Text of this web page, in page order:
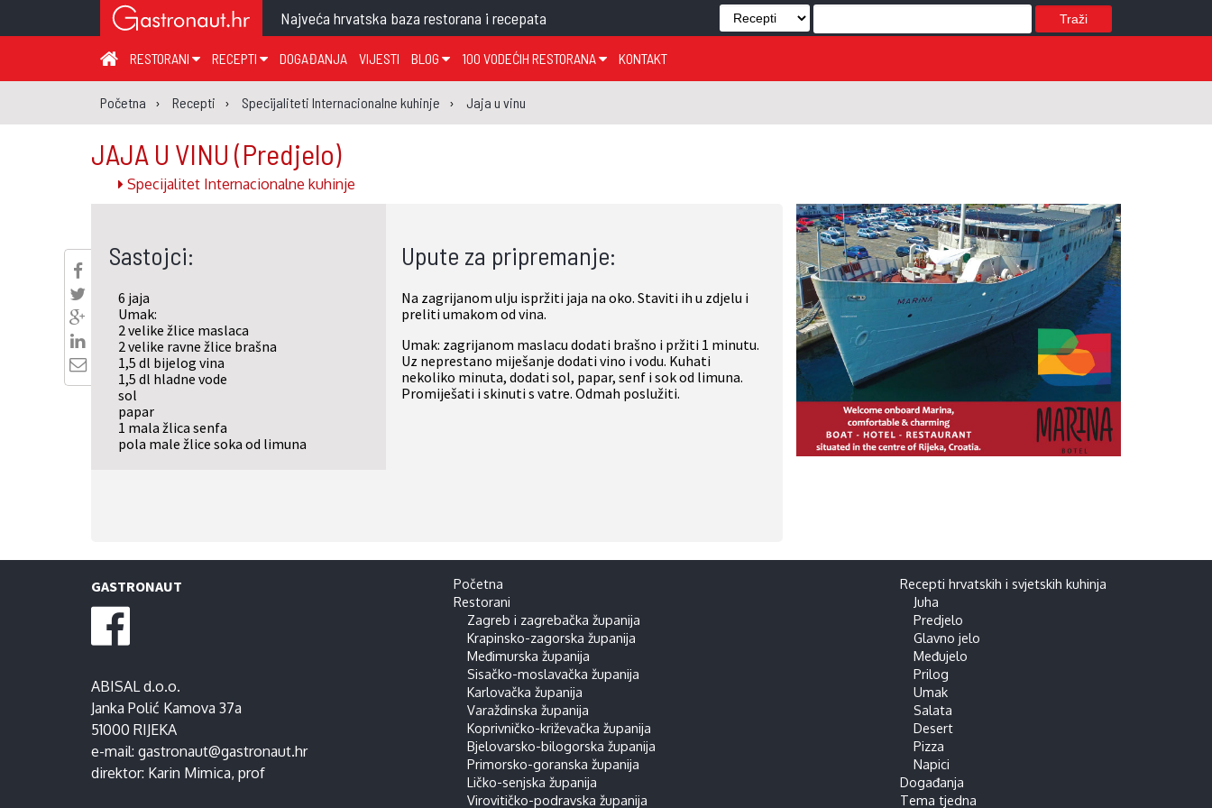
Najveća hrvatska baza restorana i recepata Traži
RESTORANI
ZAGREB I ZAGREBAČKA ŽUPANIJA
KRAPINSKO-ZAGORSKA ŽUPANIJA
MEĐIMURSKA ŽUPANIJA
SISAČKO-MOSLAVAČKA ŽUPANIJA
KARLOVAČKA ŽUPANIJA
KOPRIVNIČKO-KRIŽEVAČKA ŽUPANIJA
VIROVITIČKO-PODRAVSKA ŽUPANIJA
POŽEŠKO-SLAVONSKA ŽUPANIJA
OSJEČKO-BARANJSKA ŽUPANIJA
ŠIBENSKO-KNINSKA ŽUPANIJA
VUKOVARSKO-SRIJEMSKA ŽUPANIJA
SPLITSKO-DALMATINSKA ŽUPANIJA
ISTARSKA ŽUPANIJA
DUBROVAČKO-NERETVANSKA ŽUPANIJA
RECEPTI
JUHA
PREDJELO
GLAVNO JELO
MEĐUJELO
PRILOG
SALATA
DOGAĐANJA VIJESTI BLOG
TEMA TJEDNA
KLUB
GASTRO REGIJE
100 VODEĆIH RESTORANA
GLASANJE
KONTAKT
Početna Recepti Specijaliteti Internacionalne kuhinje Jaja u vinu
JAJA U VINU (Predjelo)
Specijalitet Internacionalne kuhinje
Sastojci:
6 jaja
Umak:
2 velike žlice maslaca
2 velike ravne žlice brašna
1,5 dl bijelog vina
1,5 dl hladne vode
sol
papar
1 mala žlica senfa
pola male žlice soka od limuna
Upute za pripremanje:
Na zagrijanom ulju ispržiti jaja na oko. Staviti ih u zdjelu i
preliti umakom od vina.
Umak: zagrijanom maslacu dodati brašno i pržiti 1 minutu.
Uz neprestano miješanje dodati vino i vodu. Kuhati
nekoliko minuta, dodati sol, papar, senf i sok od limuna.
Promiješati i skinuti s vatre. Odmah poslužiti.
GASTRONAUT
ABISAL d.o.o.
Janka Polić Kamova 37a
51000 RIJEKA
e-mail: gastronaut@gastronaut.hr
direktor: Karin Mimica, prof
Početna
Restorani
Zagreb i zagrebačka županija
Krapinsko-zagorska županija
Međimurska županija
Sisačko-moslavačka županija
Karlovačka županija
Varaždinska županija
Koprivničko-križevačka županija
Bjelovarsko-bilogorska županija
Primorsko-goranska županija
Ličko-senjska županija
Virovitičko-podravska županija
Recepti hrvatskih i svjetskih kuhinja
Juha
Predjelo
Glavno jelo
Međujelo
Prilog
Umak
Salata
Desert
Pizza
Napici
Događanja
Tema tjedna